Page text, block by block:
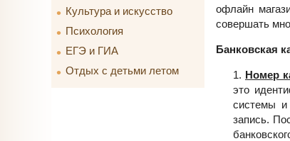
Культура и искусство
Психология
ЕГЭ и ГИА
Отдых с детьми летом
офлайн
совершать
Банковская
Номер
это
системы
запись.